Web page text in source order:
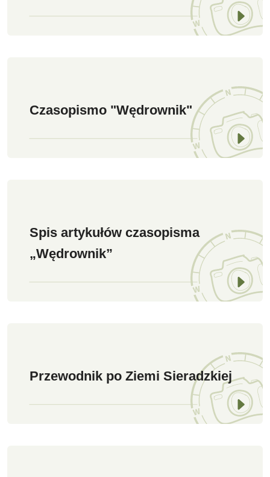
Czasopismo "Wędrownik"
Spis artykułów czasopisma
„Wędrownik”
Przewodnik po Ziemi Sieradzkiej